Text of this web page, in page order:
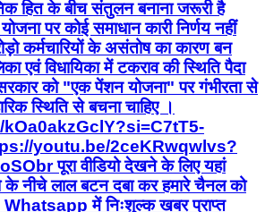
हित के बीच संतुलन बनाना जरूरी है
पर कोई समाधान कारी निर्णय नहीं
कर्मचारियों के असंतोष का कारण बन
एवं विधायिका में टकराव की स्थिति पैदा
को "एक पेंशन योजना" पर गंभीरता से
स्थिति से बचना चाहिए ।
youtu.be/2ceKRwqwlvs?
पूरा वीडियो देखने के लिए यहां
के नीचे लाल बटन दबा कर हमारे चैनल को
में निःशुल्क खबर प्राप्त